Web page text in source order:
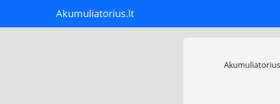
Akumuliatorius.lt